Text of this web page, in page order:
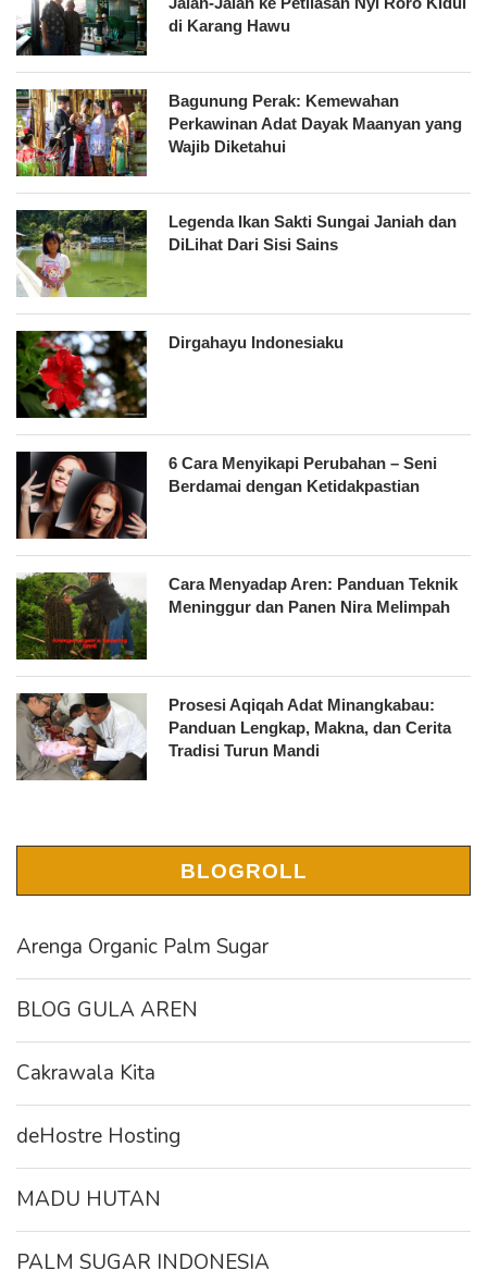
di Karang Hawu
Bagunung Perak: Kemewahan
Perkawinan Adat Dayak Maanyan yang
Wajib Diketahui
Legenda Ikan Sakti Sungai Janiah dan
DiLihat Dari Sisi Sains
Dirgahayu Indonesiaku
6 Cara Menyikapi Perubahan – Seni
Berdamai dengan Ketidakpastian
Cara Menyadap Aren: Panduan Teknik
Meninggur dan Panen Nira Melimpah
Prosesi Aqiqah Adat Minangkabau:
Panduan Lengkap, Makna, dan Cerita
Tradisi Turun Mandi
BLOGROLL
Arenga Organic Palm Sugar
BLOG GULA AREN
Cakrawala Kita
deHostre Hosting
MADU HUTAN
PALM SUGAR INDONESIA